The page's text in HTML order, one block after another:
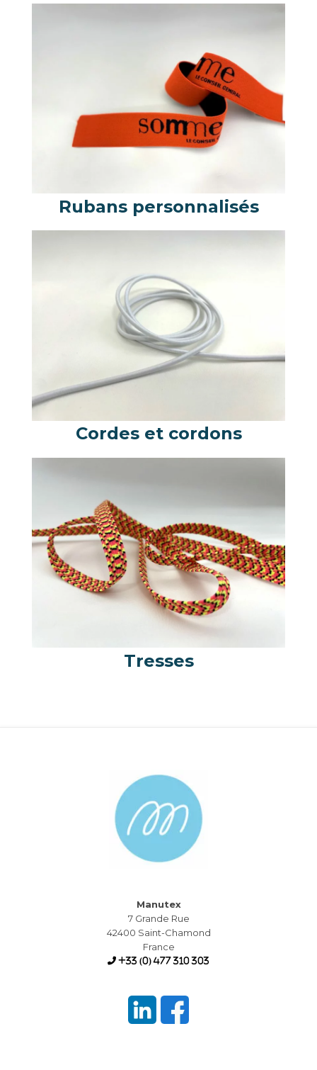
Rubans personnalisés
Cordes et cordons
Tresses
Manutex
7 Grande Rue
42400 Saint-Chamond
France
+33 (0) 477 310 303